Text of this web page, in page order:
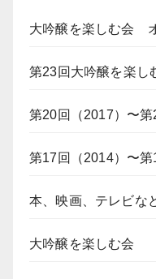
大吟醸を楽しむ会
第23回大吟醸を楽し
第20回（2017）〜第
第17回（2014）〜第
本、映画、テレビな
大吟醸を楽しむ会